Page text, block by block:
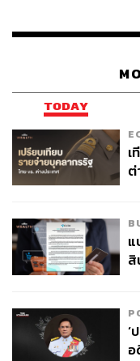
TODAY
เ
ต่
แ
‘